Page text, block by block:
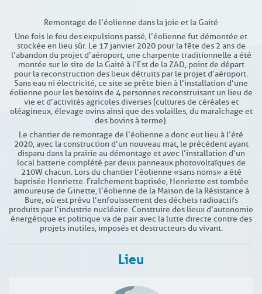
Remontage de l’éolienne dans la joie et la Gaité
Une fois le feu des expulsions passé, l’éolienne fut démontée et
stockée en lieu sûr. Le 17 janvier 2020 pour la fête des 2 ans de
l’abandon du projet d’aéroport, une charpente traditionnelle a été
montée sur le site de la Gaité à l’Est de la ZAD, point de départ
pour la reconstruction des lieux détruits par le projet d’aéroport.
Sans eau ni électricité, ce site se prête bien à l’installation d’une
éolienne pour les besoins de 4 personnes reconstruisant un lieu de
vie et d’activités agricoles diverses (cultures de céréales et
oléagineux, élevage ovins ainsi que des volailles, du maraîchage et
des bovins à terme).
Le chantier de remontage de l’éolienne a donc eut lieu à l’été
2020, avec la construction d’un nouveau mat, le précédent ayant
disparu dans la prairie au démontage et avec l’installation d’un
local batterie complété par deux panneaux photovoltaïques de
210W chacun. Lors du chantier l’éolienne « sans noms » a été
baptisée Henriette. Fraîchement baptisée, Henriette est tombée
amoureuse de Ginette, l’éolienne de la Maison de la Résistance à
Bure ; où est prévu l’enfouissement des déchets radioactifs
produits par l’industrie nucléaire. Construire des lieux d’autonomie
énergétique et politique va de pair avec la lutte directe contre des
projets inutiles, imposés et destructeurs du vivant.
Lieu